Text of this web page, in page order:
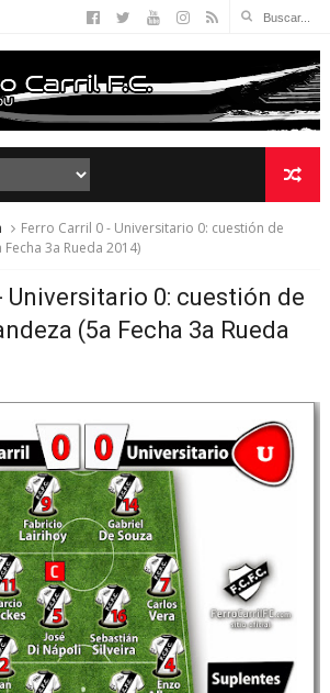
Ferro Carril 0 - Universitario 0: cuestión de
3a Rueda 2014)
Universitario 0: cuestión de
(5a Fecha 3a Rueda